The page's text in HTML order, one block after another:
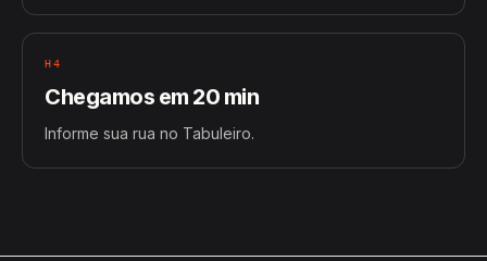
H4
Chegamos em 20 min
Informe sua rua no Tabuleiro.